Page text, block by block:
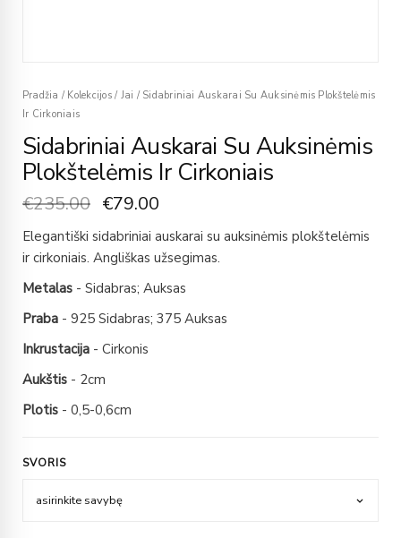
Pradžia / Kolekcijos / Jai /Sidabriniai Auskarai Su Auksinėmis Plokštelėmis
Ir Cirkoniais
Sidabriniai Auskarai Su Auksinėmis
Plokštelėmis Ir Cirkoniais
€235.00 €79.00
Elegantiški sidabriniai auskarai su auksinėmis plokštelėmis
ir cirkoniais. Angliškas užsegimas.
Metalas - Sidabras; Auksas
Praba - 925 Sidabras; 375 Auksas
Inkrustacija - Cirkonis
Aukštis - 2cm
Plotis - 0,5-0,6cm
SVORIS